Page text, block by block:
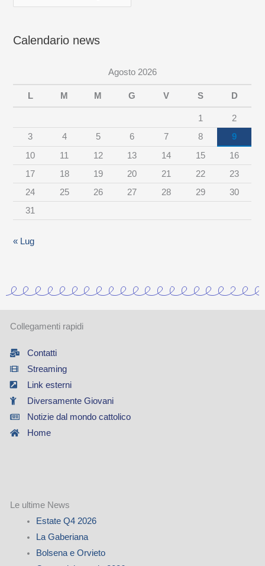
n
w
r
c
i
Calendario news
Agosto 2026
L M M G V S D
1
2
3
4 5 6 7 8
9
10
11 12 13 14 15
16
17
18 19 20 21 22
23
24
25 26 27 28 29
30
31
« Lug
Collegamenti rapidi
Contatti
Streaming
Link esterni
Diversamente Giovani
Notizie dal mondo cattolico
Home
Le ultime News
Estate Q4 2026
La Gaberiana
Bolsena e Orvieto